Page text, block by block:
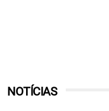
NOTÍCIAS